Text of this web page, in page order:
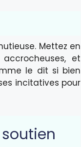
Mettez en
et
le dit si bien
incitatives pour